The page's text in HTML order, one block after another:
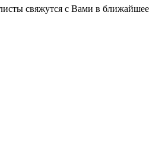
свяжутся с Вами в